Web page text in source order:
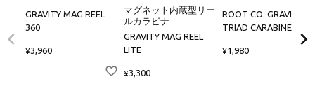
GRAVITY MAG REEL
360
¥3,960
マグネット内蔵型リー
ルカラビナ
GRAVITY MAG REEL
LITE
¥3,300
ROOT CO. GRAVITY
TRIAD CARABINER
¥1,980